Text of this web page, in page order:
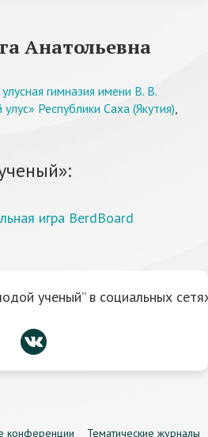
Анатольевна
гимназия имени В. В.
Республики Саха (Якутия),
игра BerdBoard
ученый” в социальных
конференции Тематические журналы